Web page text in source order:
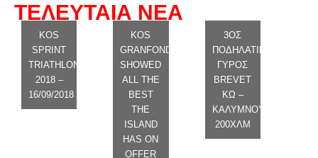
ΤΕΛΕΥΤΑΙΑ ΝΕΑ
KOS
SPRINT
TRIATHLON
2018 –
16/09/2018
KOS
GRANFONDO
SHOWED
ALL THE
BEST
THE
ISLAND
HAS ON
OFFER
3ΟΣ
ΠΟΔΗΛΑΤΙΚΟΣ
ΓΥΡΟΣ
BREVET
ΚΩ –
ΚΑΛΥΜΝΟΥ
200ΧΛΜ